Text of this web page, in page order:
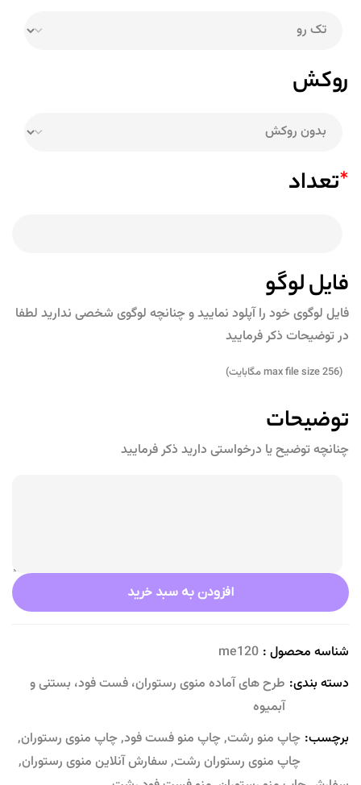
روکش
*تعداد
فایل لوگو
فایل لوگوی خود را آپلود نمایید و چنانچه لوگوی شخصی ندارید لطفا
در توضیحات ذکر فرمایید
(max file size 256 مگابایت)
توضیحات
چنانچه توضیح یا درخواستی دارید ذکر فرمایید
افزودن به سبد خرید
شناسه محصول : me120
دسته بندی: طرح های آماده منوی رستوران، فست فود، بستنی و
آبمیوه
برچسب: چاپ منو رشت,چاپ منو فست فود,چاپ منوی رستوران,
چاپ منوی رستوران رشت, سفارش آنلاین منوی رستوران,